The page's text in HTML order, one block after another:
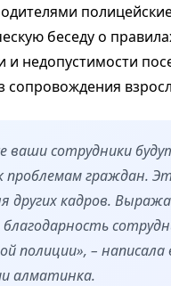
беседу о
и недопустимости
сопровождения
ваши сотрудники
проблемам граждан.
других кадров.
полиции», – написала
алматинка.